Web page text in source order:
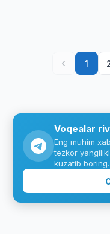
‹ 1
Voqealar
Eng muhim
tezkor
kuzatib boring.